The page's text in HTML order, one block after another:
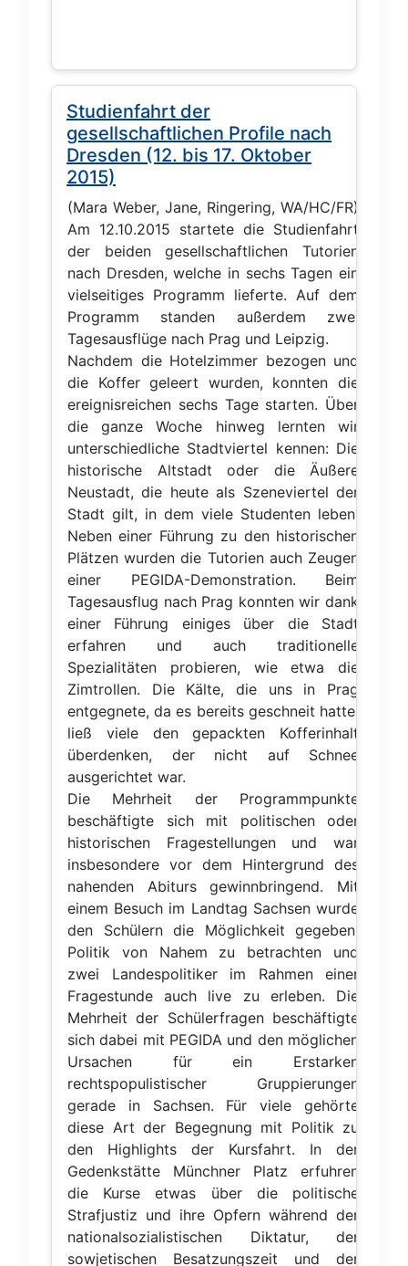
Studienfahrt der
gesellschaftlichen Profile nach
Dresden (12. bis 17. Oktober
2015)
(Mara Weber, Jane, Ringering, WA/HC/FR)
Am 12.10.2015 startete die Studienfahrt
der beiden gesellschaftlichen Tutorien
nach Dresden, welche in sechs Tagen ein
vielseitiges Programm lieferte. Auf dem
Programm standen außerdem zwei
Tagesausflüge nach Prag und Leipzig.
Nachdem die Hotelzimmer bezogen und
die Koffer geleert wurden, konnten die
ereignisreichen sechs Tage starten. Über
die ganze Woche hinweg lernten wir
unterschiedliche Stadtviertel kennen: Die
historische Altstadt oder die Äußere
Neustadt, die heute als Szeneviertel der
Stadt gilt, in dem viele Studenten leben.
Neben einer Führung zu den historischen
Plätzen wurden die Tutorien auch Zeugen
einer PEGIDA-Demonstration. Beim
Tagesausflug nach Prag konnten wir dank
einer Führung einiges über die Stadt
erfahren und auch traditionelle
Spezialitäten probieren, wie etwa die
Zimtrollen. Die Kälte, die uns in Prag
entgegnete, da es bereits geschneit hatte,
ließ viele den gepackten Kofferinhalt
überdenken, der nicht auf Schnee
ausgerichtet war.
Die Mehrheit der Programmpunkte
beschäftigte sich mit politischen oder
historischen Fragestellungen und war
insbesondere vor dem Hintergrund des
nahenden Abiturs gewinnbringend. Mit
einem Besuch im Landtag Sachsen wurde
den Schülern die Möglichkeit gegeben,
Politik von Nahem zu betrachten und
zwei Landespolitiker im Rahmen einer
Fragestunde auch live zu erleben. Die
Mehrheit der Schülerfragen beschäftigte
sich dabei mit PEGIDA und den möglichen
Ursachen für ein Erstarken
rechtspopulistischer Gruppierungen
gerade in Sachsen. Für viele gehörte
diese Art der Begegnung mit Politik zu
den Highlights der Kursfahrt. In der
Gedenkstätte Münchner Platz erfuhren
die Kurse etwas über die politische
Strafjustiz und ihre Opfern während der
nationalsozialistischen Diktatur, der
sowjetischen Besatzungszeit und der